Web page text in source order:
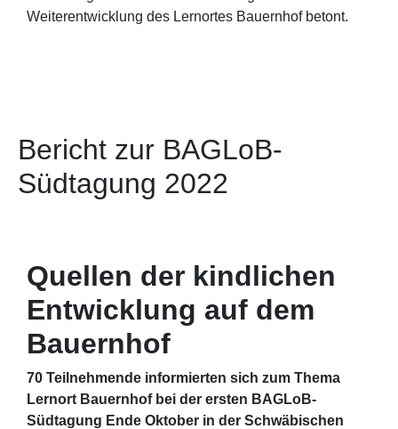
Weiterentwicklung des Lernortes Bauernhof betont.
Bericht zur BAGLoB-
Südtagung 2022
Quellen der kindlichen
Entwicklung auf dem
Bauernhof
70 Teilnehmende informierten sich zum Thema
Lernort Bauernhof bei der ersten BAGLoB-
Südtagung Ende Oktober in der Schwäbischen